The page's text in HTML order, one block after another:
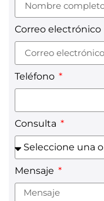
Correo electrónico
Teléfono
Consulta
Mensaje